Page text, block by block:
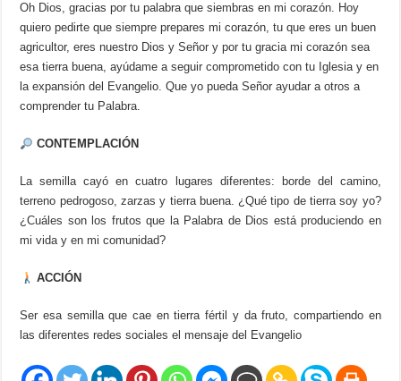
Oh Dios, gracias por tu palabra que siembras en mi corazón. Hoy
quiero pedirte que siempre prepares mi corazón, tu que eres un buen
agricultor, eres nuestro Dios y Señor y por tu gracia mi corazón sea
esa tierra buena, ayúdame a seguir comprometido con tu Iglesia y en
la expansión del Evangelio. Que yo pueda Señor ayudar a otros a
comprender tu Palabra.
CONTEMPLACIÓN
La semilla cayó en cuatro lugares diferentes: borde del camino,
terreno pedrogoso, zarzas y tierra buena. ¿Qué tipo de tierra soy yo?
¿Cuáles son los frutos que la Palabra de Dios está produciendo en
mi vida y en mi comunidad?
ACCIÓN
Ser esa semilla que cae en tierra fértil y da fruto, compartiendo en
las diferentes redes sociales el mensaje del Evangelio